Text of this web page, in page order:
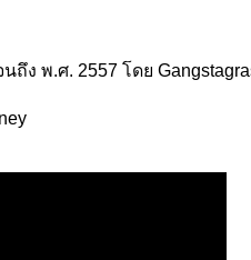
ง พ.ศ. 2557 โดย